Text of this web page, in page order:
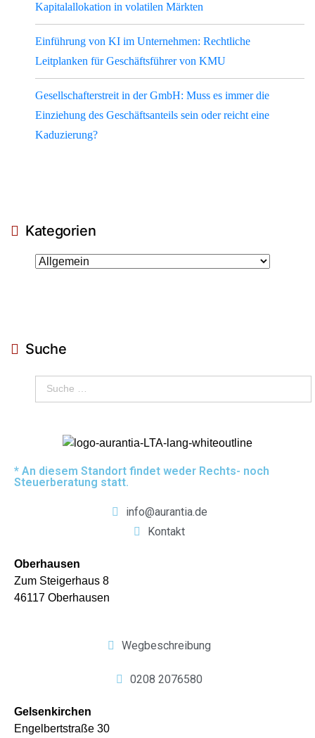
Kapitalallokation in volatilen Märkten
Einführung von KI im Unternehmen: Rechtliche
Leitplanken für Geschäftsführer von KMU
Gesellschafterstreit in der GmbH: Muss es immer die
Einziehung des Geschäftsanteils sein oder reicht eine
Kaduzierung?
Kategorien
Suche
* An diesem Standort findet weder Rechts- noch
Steuerberatung statt.
info@aurantia.de
Kontakt
Oberhausen
Zum Steigerhaus 8
46117 Oberhausen
Wegbeschreibung
0208 2076580
Gelsenkirchen
Engelbertstraße 30